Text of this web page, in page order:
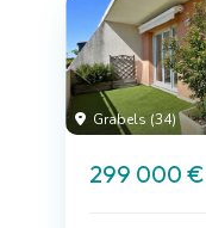
Grabels (34)
299 000 €